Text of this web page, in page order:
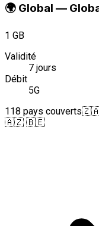
🌍 Global —
1 GB
Validité
7 jours
Débit
5G
118 pays couverts
🇦🇿 🇧🇪